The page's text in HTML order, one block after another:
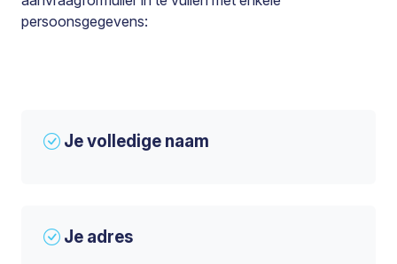
persoonsgegevens:
Je volledige naam
Je adres